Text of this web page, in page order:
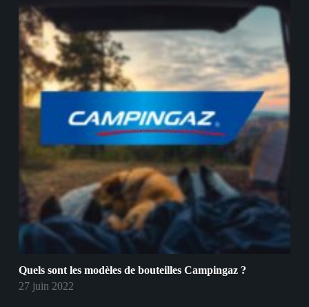
Quels sont les modèles de bouteilles Campingaz ?
27 juin 2022